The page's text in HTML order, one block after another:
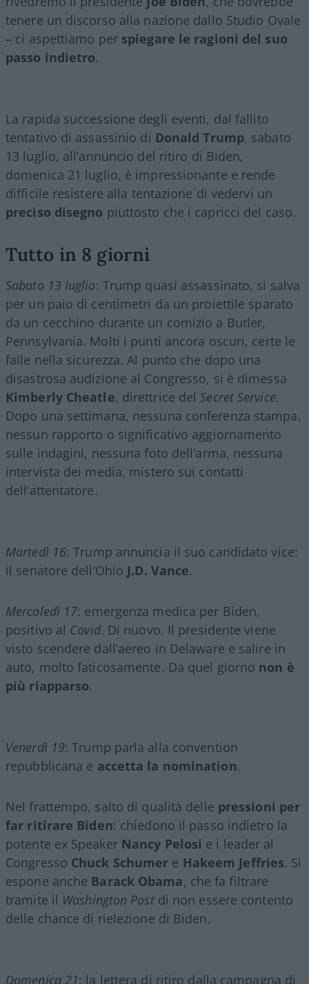
tenere un discorso alla nazione dallo Studio Ovale
– ci aspettiamo per spiegare le ragioni del suo
passo indietro.
La rapida successione degli eventi, dal fallito
tentativo di assassinio di Donald Trump, sabato
13 luglio, all’annuncio del ritiro di Biden,
domenica 21 luglio, è impressionante e rende
difficile resistere alla tentazione di vedervi un
preciso disegno piuttosto che i capricci del caso.
Tutto in 8 giorni
Sabato 13 luglio: Trump quasi assassinato, si salva
per un paio di centimetri da un proiettile sparato
da un cecchino durante un comizio a Butler,
Pennsylvania. Molti i punti ancora oscuri, certe le
falle nella sicurezza. Al punto che dopo una
disastrosa audizione al Congresso, si è dimessa
Kimberly Cheatle, direttrice delSecret Service.
Dopo una settimana, nessuna conferenza stampa,
nessun rapporto o significativo aggiornamento
sulle indagini, nessuna foto dell’arma, nessuna
intervista dei media, mistero sui contatti
dell’attentatore.
Martedì 16: Trump annuncia il suo candidato vice:
il senatore dell’Ohio J.D. Vance.
Mercoledì 17: emergenza medica per Biden,
positivo al Covid. Di nuovo. Il presidente viene
visto scendere dall’aereo in Delaware e salire in
auto, molto faticosamente. Da quel giorno non è
più riapparso.
Venerdì 19: Trump parla alla convention
repubblicana e accetta la nomination.
Nel frattempo, salto di qualità delle pressioni per
far ritirare Biden: chiedono il passo indietro la
potente ex Speaker Nancy Pelosi e i leader al
Congresso Chuck Schumer e Hakeem Jeffries. Si
espone anche Barack Obama, che fa filtrare
tramite il Washington Postdi non essere contento
delle chance di rielezione di Biden.
Domenica 21: la lettera di ritiro dalla campagna di